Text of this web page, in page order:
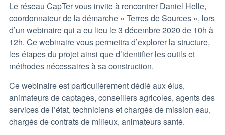
Le réseau CapTer vous invite à rencontrer Daniel Helle,
coordonnateur de la démarche « Terres de Sources », lors
d’un webinaire qui a eu lieu le 3 décembre 2020 de 10h à
12h. Ce webinaire vous permettra d’explorer la structure,
les étapes du projet ainsi que d’identifier les outils et
méthodes nécessaires à sa construction.
Ce webinaire est particulièrement dédié aux élus,
animateurs de captages, conseillers agricoles, agents des
services de l’état, techniciens et chargés de mission eau,
chargés de contrats de milieux, animateurs santé.